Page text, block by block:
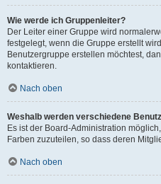
Wie werde ich Gruppenleiter?
Der Leiter einer Gruppe wird
festgelegt, wenn die Gruppe erstellt
Benutzergruppe erstellen möchtest,
kontaktieren.
Nach oben
Weshalb werden verschiedene
Es ist der Board-Administration
Farben zuzuteilen, so dass deren
Nach oben